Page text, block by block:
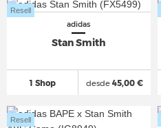
adidas
Stan Smith
1 Shop
Resell
desde45,00 €
Resell